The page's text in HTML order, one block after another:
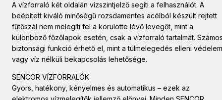
A vízforraló két oldalán vízszintjelző segíti a felhasználót. A
beépített kiváló minőségű rozsdamentes acélból készült rejtett
fűtőszál nem melegíti fel a körülötte lévő levegőt, mint a
különböző főzőlapok esetén, csak a vízforraló tartalmát.
biztonsági funkció érhető el, mint a túlmelegedés elleni védelem
vagy víz nélküli bekapcsolás lehetősége.
SENCOR VÍZFORRALÓK
Gyors, hatékony, kényelmes és automatikus – ezek az